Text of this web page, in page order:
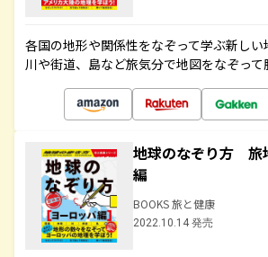
各国の地形や関係性をなぞって学ぶ新しい
川や街道、島など旅気分で地図をなぞって
地球のなぞり方
編
BOOKS 旅と健康
2022.10.14 発売